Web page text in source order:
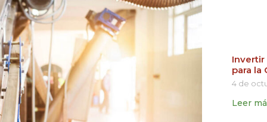
Invertir
para la
4 de
Leer